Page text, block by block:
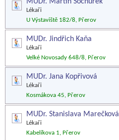
Lékaři
U Výstaviště 182/8, Přerov
MUDr. Jindřich Kaňa
Lékaři
Velké Novosady 648/8, Přerov
MUDr. Jana Kopřivová
Lékaři
Kosmákova 45, Přerov
MUDr. Stanislava Marečková
Lékaři
Kabelíkova 1, Přerov